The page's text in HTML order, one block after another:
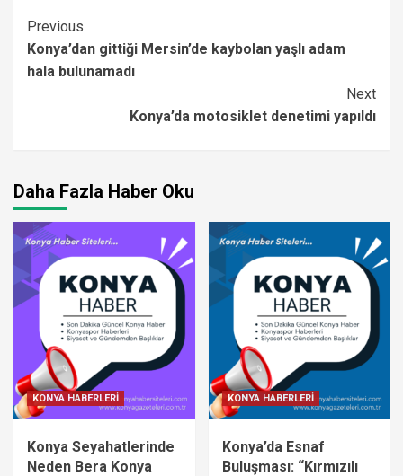
Continue
Reading
Previous
Konya’dan gittiği Mersin’de kaybolan yaşlı adam
hala bulunamadı
Next
Konya’da motosiklet denetimi yapıldı
Daha Fazla Haber Oku
KONYA HABERLERİ
Konya Seyahatlerinde
Neden Bera Konya
KONYA HABERLERİ
Konya’da Esnaf
Buluşması: “Kırmızılı